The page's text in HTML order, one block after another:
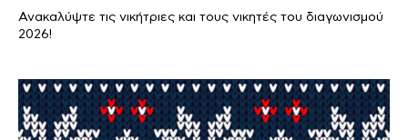
Ανακαλύψτε τις νικήτριες και τους νικητές του διαγωνισμού
2026!